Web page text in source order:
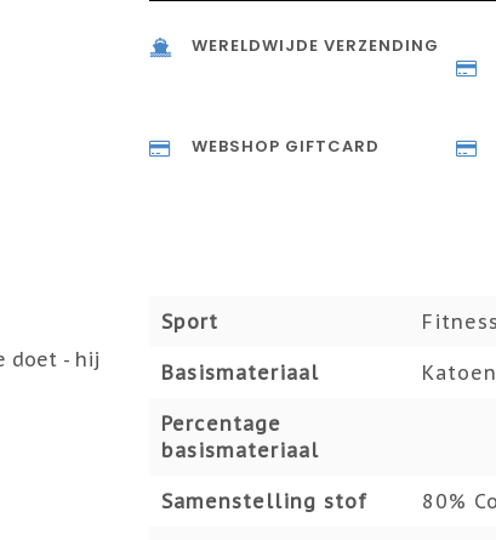
WERELDWIJDE VERZENDING
WEBSHOP GIFTCARD
doet - hij
Sport
Basismateriaal Katoen
Percentage
basismateriaal
Samenstelling stof 80%